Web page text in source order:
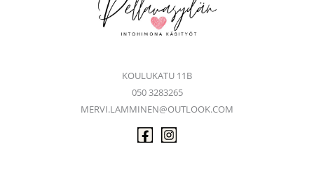
KOULUKATU 11B
050 3283265
MERVI.LAMMINEN@OUTLOOK.COM